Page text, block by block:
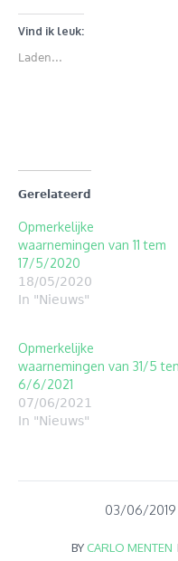
met
Twitter
in
een
Vind ik leuk:
Laden...
Gerelateerd
Opmerkelijke
waarnemingen van 11 tem
17/5/2020
18/05/2020
In "Nieuws"
Opmerkelijke
waarnemingen van 31/5
6/6/2021
07/06/2021
In "Nieuws"
03/06/2019
BY CARLO MENTEN